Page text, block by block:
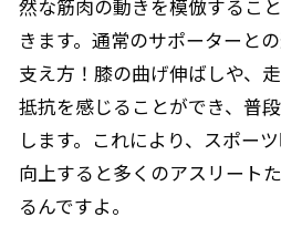
然な筋肉の動きを模倣するこ
きます。通常のサポーターと
支え方！膝の曲げ伸ばしや、
抵抗を感じることができ、普
します。これにより、スポー
向上すると多くのアスリート
るんですよ。